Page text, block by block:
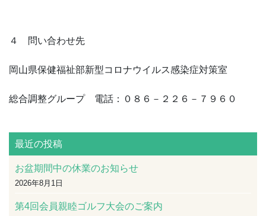
４ 問い合わせ先
岡山県保健福祉部新型コロナウイルス感染症対策室
総合調整グループ 電話：０８６－２２６－７９６０
最近の投稿
お盆期間中の休業のお知らせ
2026年8月1日
第4回会員親睦ゴルフ大会のご案内